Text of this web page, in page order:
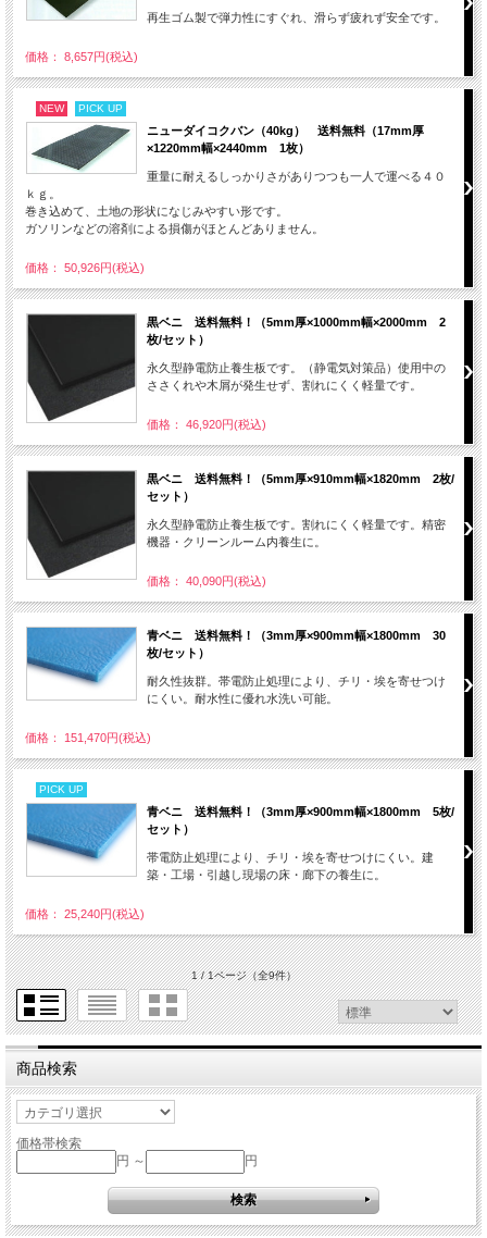
再生ゴム製で弾力性にすぐれ、滑らず疲れず安全です。
価格： 8,657円(税込)
NEW PICK UP
ニューダイコクバン（40kg） 送料無料（17mm厚
×1220mm幅×2440mm 1枚）
重量に耐えるしっかりさがありつつも一人で運べる４０
ｋｇ。
巻き込めて、土地の形状になじみやすい形です。
ガソリンなどの溶剤による損傷がほとんどありません。
価格： 50,926円(税込)
黒ベニ 送料無料！（5mm厚×1000mm幅×2000mm 2
枚/セット）
永久型静電防止養生板です。（静電気対策品）使用中の
ささくれや木屑が発生せず、割れにくく軽量です。
価格： 46,920円(税込)
黒ベニ 送料無料！（5mm厚×910mm幅×1820mm 2枚/
セット）
永久型静電防止養生板です。割れにくく軽量です。精密
機器・クリーンルーム内養生に。
価格： 40,090円(税込)
青ベニ 送料無料！（3mm厚×900mm幅×1800mm 30
枚/セット）
耐久性抜群。帯電防止処理により、チリ・埃を寄せつけ
にくい。耐水性に優れ水洗い可能。
価格： 151,470円(税込)
PICK UP
青ベニ 送料無料！（3mm厚×900mm幅×1800mm 5枚/
セット）
帯電防止処理により、チリ・埃を寄せつけにくい。建
築・工場・引越し現場の床・廊下の養生に。
価格： 25,240円(税込)
1 / 1ページ（全9件）
商品検索
価格帯検索
円 ～
円